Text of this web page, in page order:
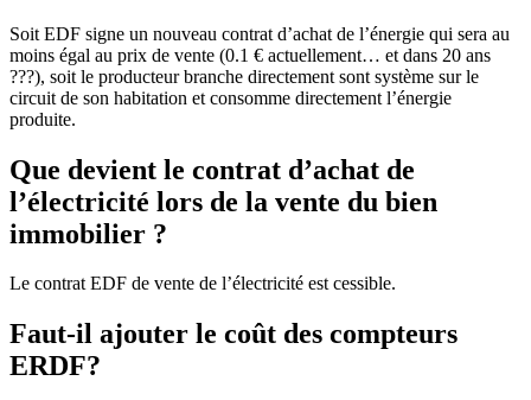
Soit EDF signe un nouveau contrat d’achat de l’énergie qui sera au
moins égal au prix de vente (0.1 € actuellement… et dans 20 ans
???), soit le producteur branche directement sont système sur le
circuit de son habitation et consomme directement l’énergie
produite.
Que devient le contrat d’achat de
l’électricité lors de la vente du bien
immobilier ?
Le contrat EDF de vente de l’électricité est cessible.
Faut-il ajouter le coût des compteurs
ERDF?